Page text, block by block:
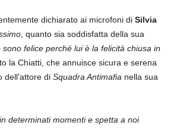
dichiarato ai microfoni di Silvia
, quanto sia soddisfatta della sua
sono felice perché lui è la felicità chiusa in
la Chiatti, che annuisce sicura e serena
dell’attore di Squadra Antimafia nella sua
determinati momenti e spetta a noi